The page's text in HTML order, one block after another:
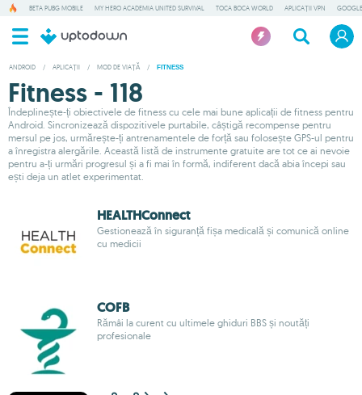
BETA PUBG MOBILE MY HERO ACADEMIA UNITED SURVIVAL TOCA BOCA WORLD APLICAȚII VPN
ANDROID / APLICAȚII / MOD DE VIAȚĂ / FITNESS
Fitness - 118
Îndeplinește-ți obiectivele de fitness cu cele mai bune aplicații de fitness pentru
Android. Sincronizează dispozitivele purtabile, câștigă recompense pentru
mersul pe jos, urmărește-ți antrenamentele de forță sau folosește GPS-ul pentru
a înregistra alergările. Această listă de instrumente gratuite are tot ce ai nevoie
pentru a-ți urmări progresul și a fi mai în formă, indiferent dacă abia începi sau
ești deja un atlet experimentat.
HEALTHConnect
Gestionează în siguranță fișa medicală și comunică online
cu medicii
COFB
Rămâi la curent cu ultimele ghiduri BBS și noutăți
profesionale